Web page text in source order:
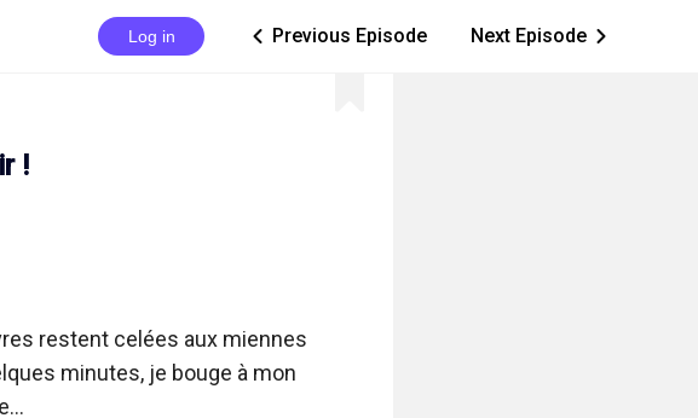
Log in ic_arrow_left Previous Episode Next Episode ic_arrow_right
!
restent celées aux miennes
minutes, je bouge à mon